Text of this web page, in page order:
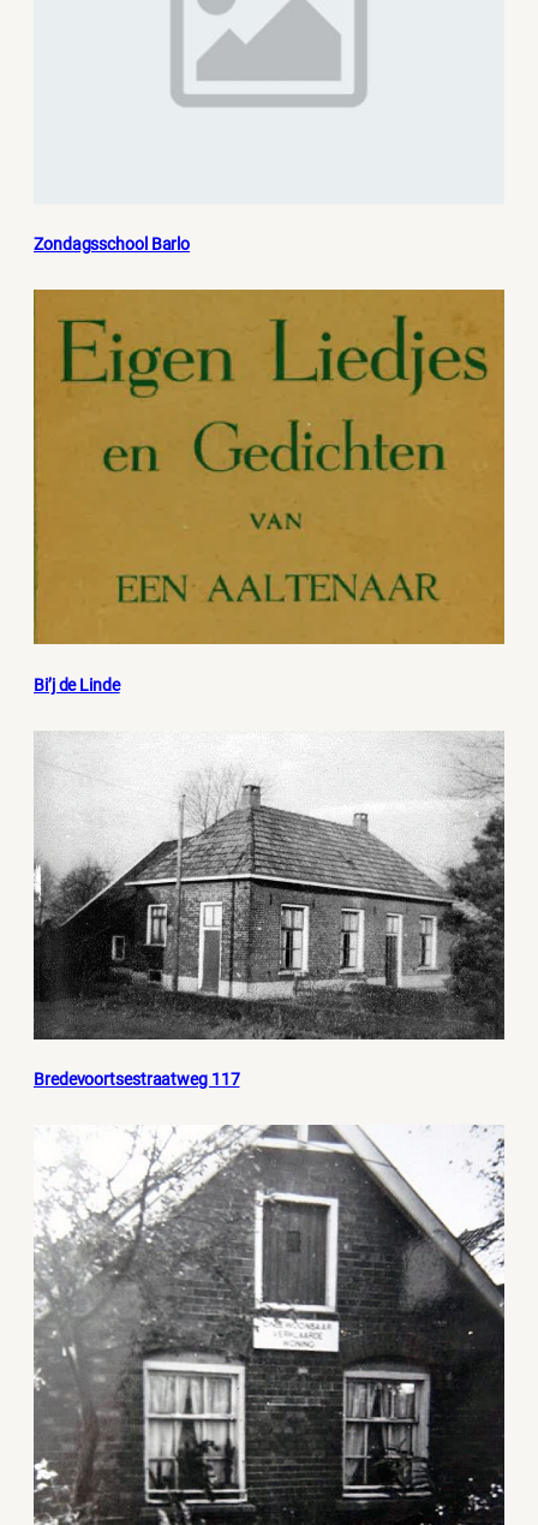
Zondagsschool Barlo
Bi’j de Linde
Bredevoortsestraatweg 117